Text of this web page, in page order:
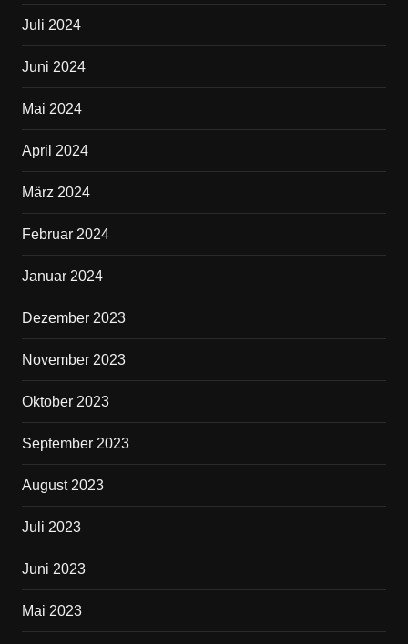
Juli 2024
Juni 2024
Mai 2024
April 2024
März 2024
Februar 2024
Januar 2024
Dezember 2023
November 2023
Oktober 2023
September 2023
August 2023
Juli 2023
Juni 2023
Mai 2023